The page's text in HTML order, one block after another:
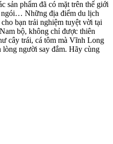
sản phẩm đã có mặt trên thế giới
ngói… Những địa điểm du lịch
bạn trải nghiệm tuyệt vời tại
bộ, không chỉ được thiên
cây trái, cá tôm mà Vĩnh Long
lòng người say đắm. Hãy cùng